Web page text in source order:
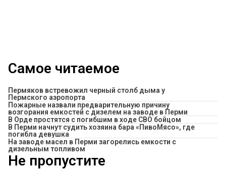
Самое читаемое
Пермяков встревожил черный столб дыма у
Пермского аэропорта
Пожарные назвали предварительную причину
возгорания емкостей с дизелем на заводе в Перми
В Орде простятся с погибшим в ходе СВО бойцом
​В Перми начнут судить хозяина бара «ПивоМясо», где
погибла девушка
На заводе масел в Перми загорелись емкости с
дизельным топливом
Не пропустите